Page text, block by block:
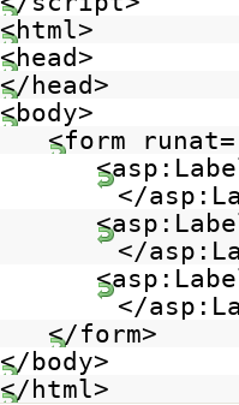
<html>
<head>
</head>
<body>
<form runat=
</
</
</
</form>
</body>
</html>